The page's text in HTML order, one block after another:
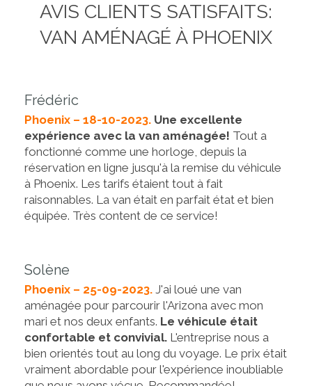
AVIS CLIENTS SATISFAITS:
VAN AMÉNAGÉ À PHOENIX
Frédéric
Phoenix – 18-10-2023. Une excellente
expérience avec la van aménagée! Tout a
fonctionné comme une horloge, depuis la
réservation en ligne jusqu'à la remise du véhicule
à Phoenix. Les tarifs étaient tout à fait
raisonnables. La van était en parfait état et bien
équipée. Très content de ce service!
Solène
Phoenix – 25-09-2023. J'ai loué une van
aménagée pour parcourir l'Arizona avec mon
mari et nos deux enfants. Le véhicule était
confortable et convivial. L'entreprise nous a
bien orientés tout au long du voyage. Le prix était
vraiment abordable pour l'expérience inoubliable